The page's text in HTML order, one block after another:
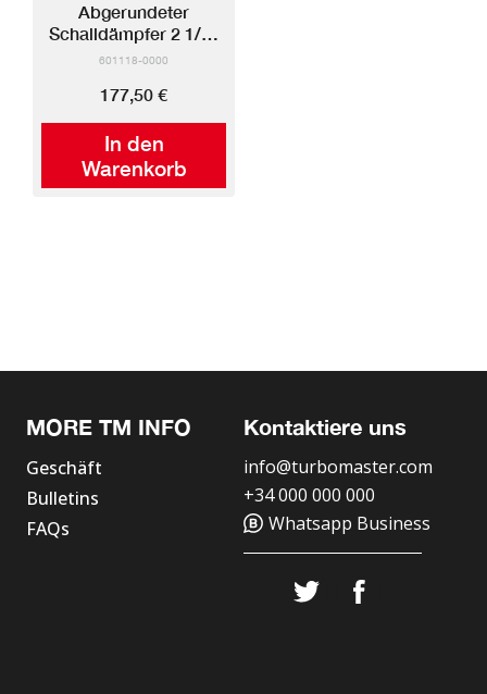
In den
Warenkorb
Abgerundeter
Schalldämpfer 2 1/2"
Einlass/Auslass (Mitte-
601118-0000
177,50 €
MORE TM INFO
Geschäft
Bulletins
FAQs
Kontaktiere uns
info@turbomaster.com
+34 000 000 000
Whatsapp Business